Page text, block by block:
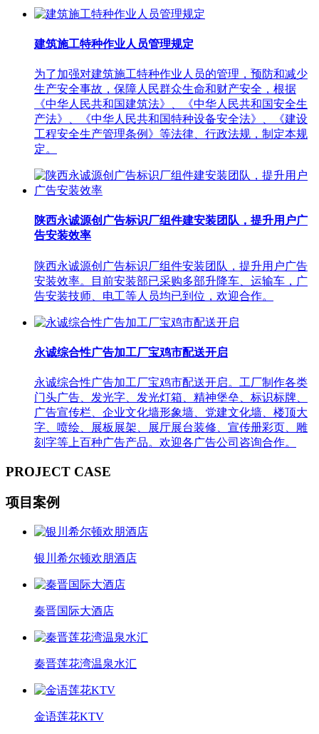
建筑施工特种作业人员管理规定
为了加强对建筑施工特种作业人员的管理，预防和减少
生产安全事故，保障人民群众生命和财产安全，根据
《中华人民共和国建筑法》、《中华人民共和国安全生
产法》、《中华人民共和国特种设备安全法》、《建设
工程安全生产管理条例》等法律、行政法规，制定本规
定。
陕西永诚源创广告标识厂组件建安装团队，提升用户广
告安装效率
陕西永诚源创广告标识厂组件安装团队，提升用户广告
安装效率。目前安装部已采购多部升降车、运输车，广
告安装技师、电工等人员均已到位，欢迎合作。
永诚综合性广告加工厂宝鸡市配送开启
永诚综合性广告加工厂宝鸡市配送开启。工厂制作各类
门头广告、发光字、发光灯箱、精神堡垒、标识标牌、
广告宣传栏、企业文化墙形象墙、党建文化墙、楼顶大
字、喷绘、展板展架、展厅展台装修、宣传册彩页、雕
刻字等上百种广告产品。欢迎各广告公司咨询合作。
PROJECT CASE
项目案例
银川希尔顿欢朋酒店
秦晋国际大酒店
秦晋莲花湾温泉水汇
金语莲花KTV